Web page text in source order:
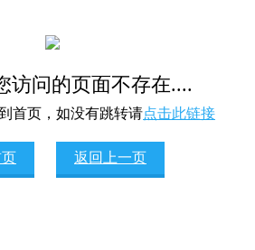
访问的页面不存在....
首页，如没有跳转请点击此链接
返回上一页